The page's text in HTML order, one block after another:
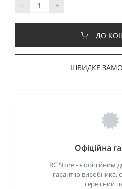
-
+
ДО
ШВИДКЕ
Офіційна
RC Store - є офіційним
гарантію виробника,
сервісний